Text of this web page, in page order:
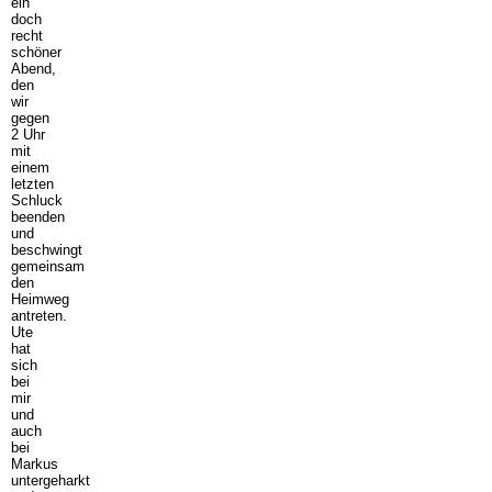
doch
recht
schöner
Abend,
den
wir
gegen
2 Uhr
mit
einem
letzten
Schluck
beenden
und
beschwingt
gemeinsam
den
Heimweg
antreten.
Ute
hat
sich
bei
mir
und
auch
bei
Markus
untergeharkt